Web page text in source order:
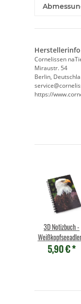
Cornelissen
Miraustr. 54
Berlin,
https://
3D Notizbuch -
klein
5,90 €*
Brixies Baustein
7,95 €*